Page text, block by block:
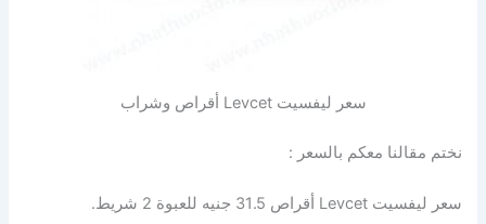
سعر ليفسيت Levcet أقراص وشراب
نختم مقالنا معكم بالسعر :
سعر ليفسيت Levcet أقراص 31.5 جنيه للعبوة 2 شريط.